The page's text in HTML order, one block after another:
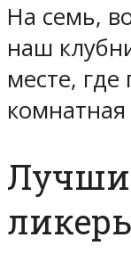
На семь,
наш
месте,